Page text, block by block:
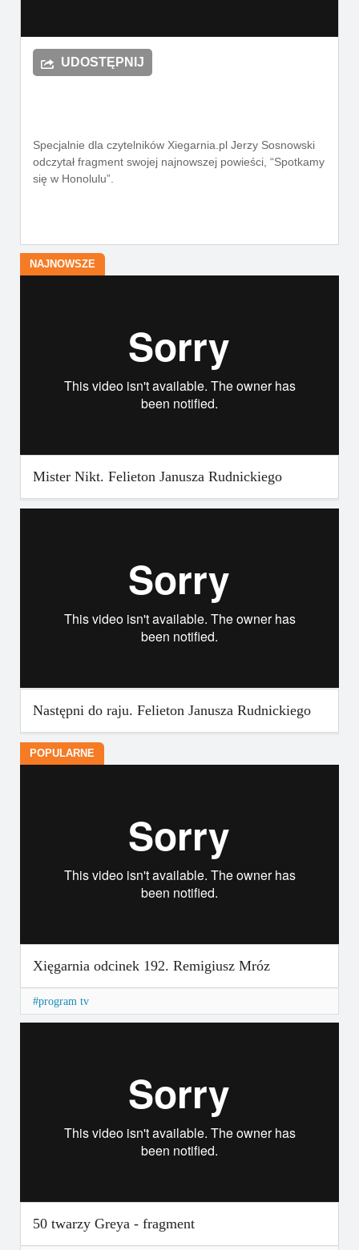
UDOSTĘPNIJ
Specjalnie dla czytelników Xiegarnia.pl Jerzy Sosnowski
odczytał fragment swojej najnowszej powieści, “Spotkamy
się w Honolulu”.
NAJNOWSZE
Mister Nikt. Felieton Janusza Rudnickiego
Następni do raju. Felieton Janusza Rudnickiego
POPULARNE
Xięgarnia odcinek 192. Remigiusz Mróz
program tv
50 twarzy Greya - fragment